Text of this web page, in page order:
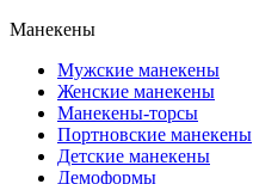
Манекены
Мужские манекены
Женские манекены
Манекены-торсы
Портновские манекены
Детские манекены
Демоформы